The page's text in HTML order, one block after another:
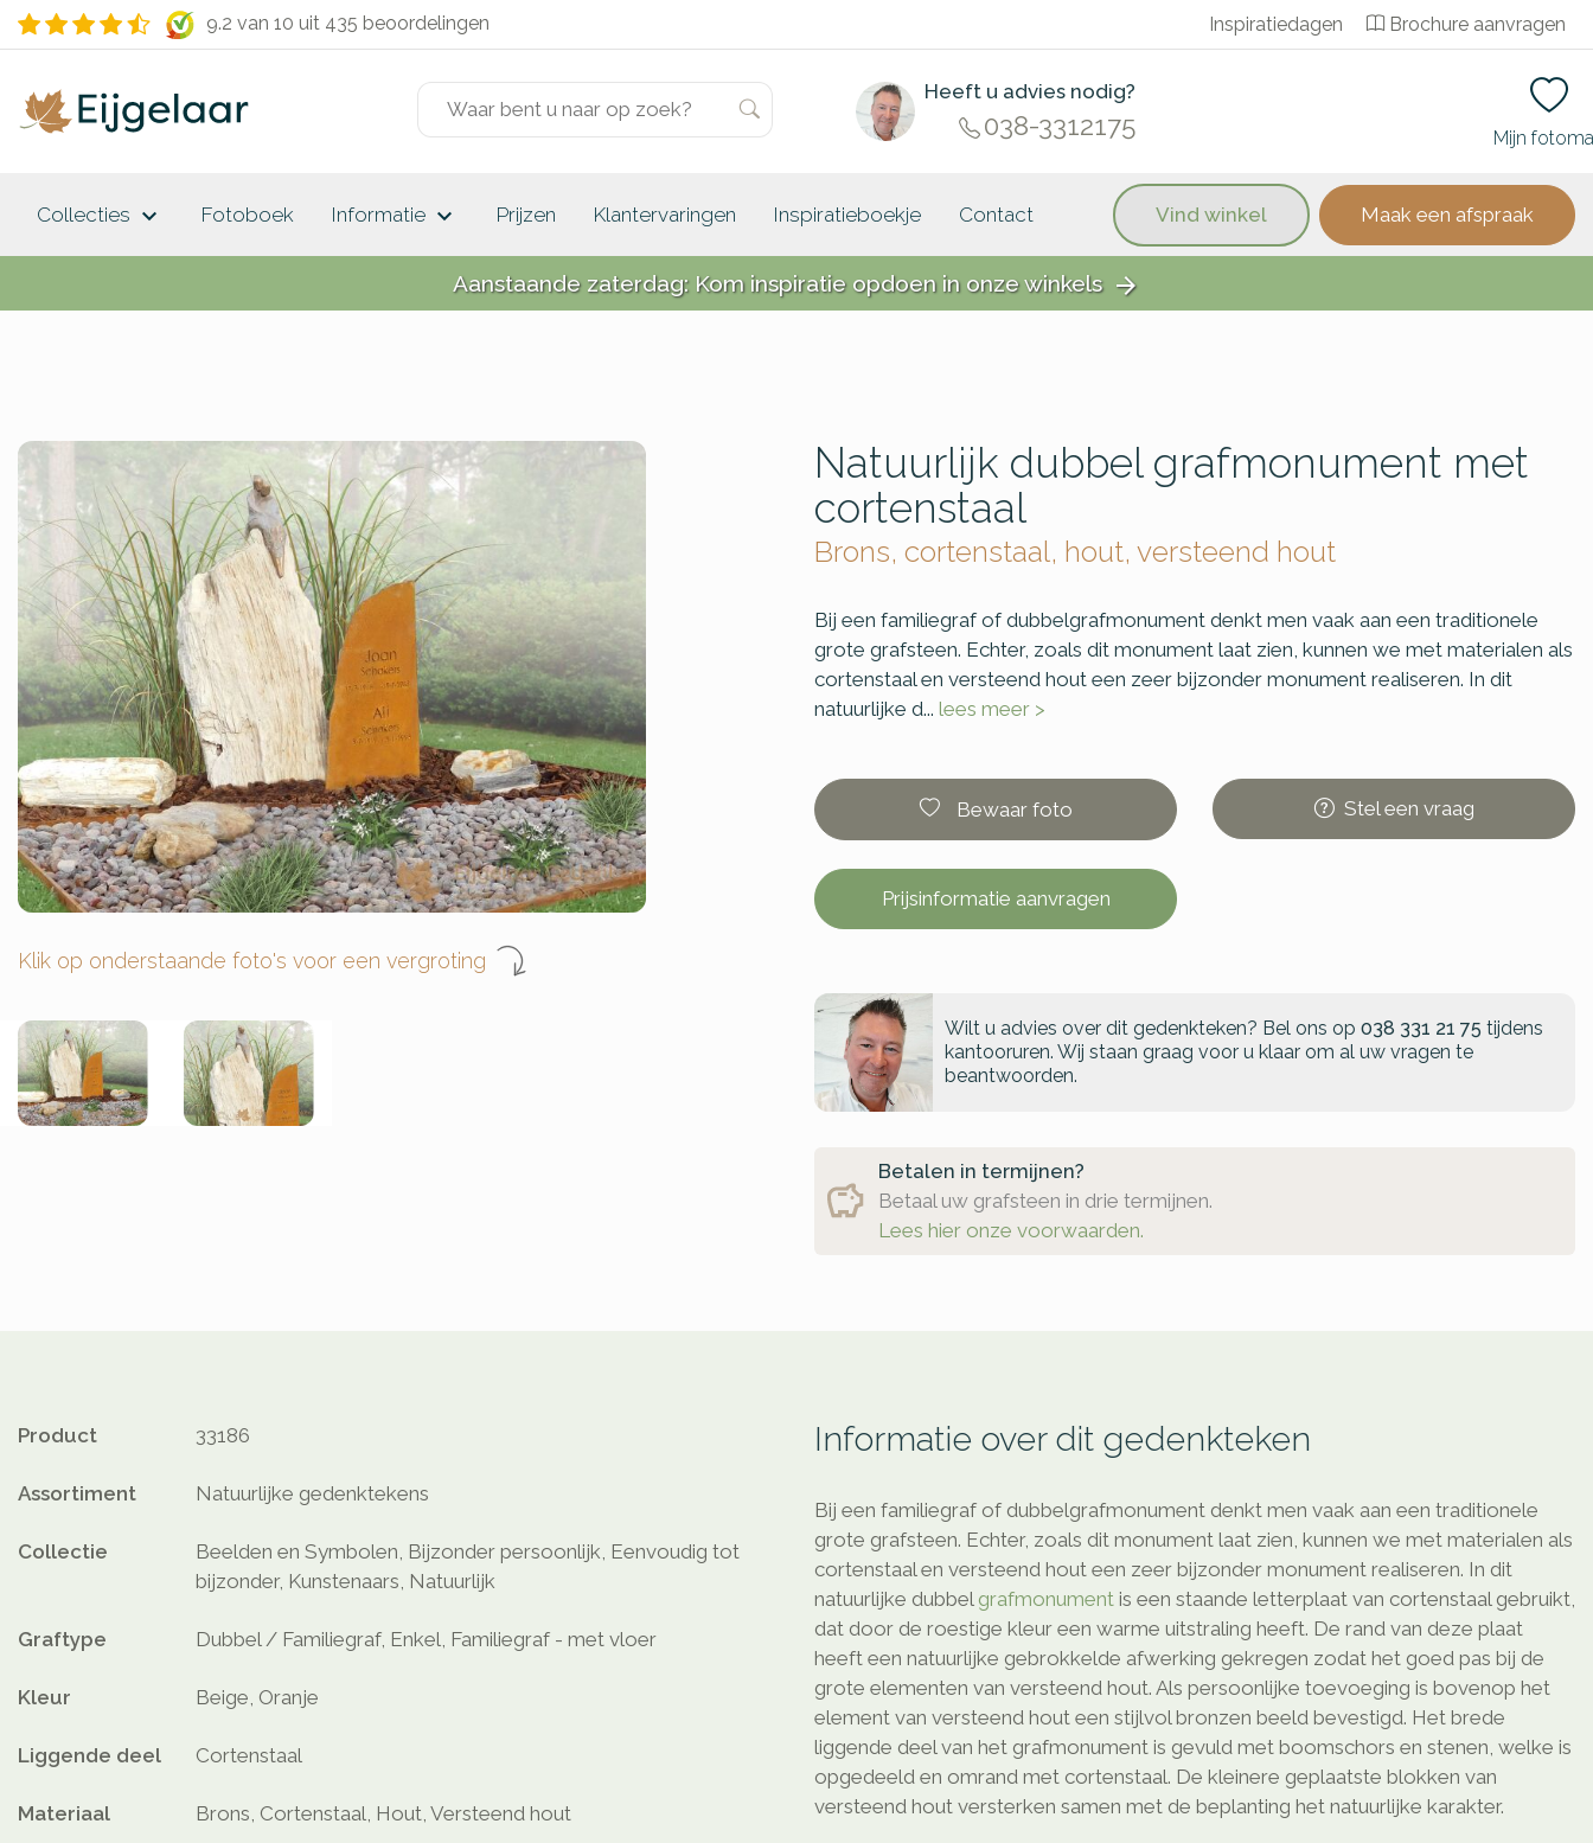
9.2 van 10 uit 435 beoordelingen Inspiratiedagen Brochure aanvragen
Heeft u advies nodig?
038-3312175 Mijn
Collecties keyboard_arrow_down Fotoboek Informatie keyboard_arrow_down Prijzen Klantervaringen Inspiratieboekje Contact Vind winkel Maak een afspraak
Aanstaande zaterdag: Kom inspiratie opdoen in onze winkels arrow_forward
Klik op onderstaande foto's voor een vergroting
Natuurlijk dubbel grafmonument met
cortenstaal
Brons, cortenstaal, hout, versteend hout
Bij een familiegraf of dubbelgrafmonument denkt men vaak aan een traditionele
grote grafsteen. Echter, zoals dit monument laat zien, kunnen we met materialen als
cortenstaal en versteend hout een zeer bijzonder monument realiseren. In dit
natuurlijke d... lees meer >
Bewaar foto Steleen vraag
Prijsinformatie aanvragen
Wilt u advies over dit gedenkteken? Bel ons op 038 331 21 75 tijdens
kantooruren. Wij staan graag voor u klaar om al uw vragen te
beantwoorden.
Betalen in termijnen?
Betaal uw grafsteen in drie termijnen.
Lees hier onze voorwaarden.
Product 33186
Assortiment Natuurlijke gedenktekens
Collectie
Beelden en Symbolen, Bijzonder persoonlijk, Eenvoudig tot
bijzonder, Kunstenaars, Natuurlijk
Graftype Dubbel / Familiegraf, Enkel, Familiegraf - met vloer
Kleur Beige, Oranje
Liggende deel Cortenstaal
Materiaal Brons, Cortenstaal, Hout, Versteend hout
Informatie over dit gedenkteken
Bij een familiegraf of dubbelgrafmonument denkt men vaak aan een traditionele
grote grafsteen. Echter, zoals dit monument laat zien, kunnen we met materialen als
cortenstaal en versteend hout een zeer bijzonder monument realiseren. In dit
natuurlijke dubbel grafmonument is een staande letterplaat van cortenstaal gebruikt,
dat door de roestige kleur een warme uitstraling heeft. De rand van deze plaat
heeft een natuurlijke gebrokkelde afwerking gekregen zodat het goed pas bij de
grote elementen van versteend hout. Als persoonlijke toevoeging is bovenop het
element van versteend hout een stijlvol bronzen beeld bevestigd. Het brede
liggende deel van het grafmonument is gevuld met boomschors en stenen, welke is
opgedeeld en omrand met cortenstaal. De kleinere geplaatste blokken van
versteend hout versterken samen met de beplanting het natuurlijke karakter.